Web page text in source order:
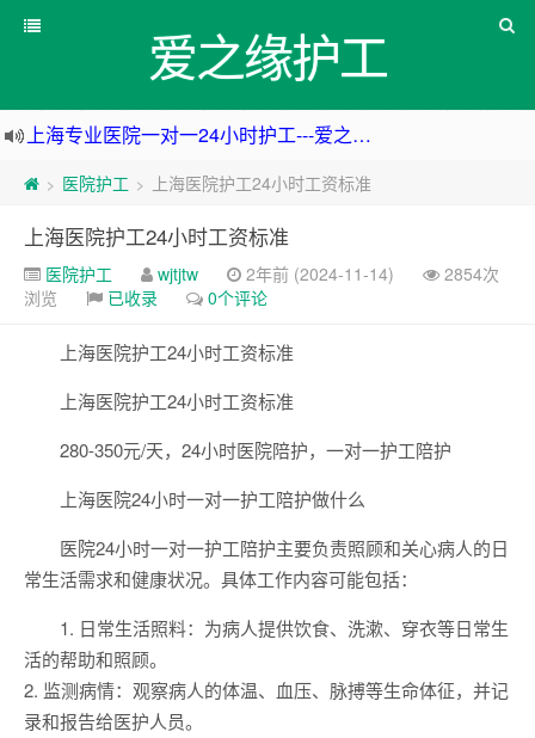
爱之缘护工
上海专业医院一对一24小时护工---爱之缘护工 18202153150
上海住家一对一护工---上海爱之缘护工 18202153150
> 医院护工 > 上海医院护工24小时工资标准
上海医院护工24小时工资标准
医院护工 wjtjtw 2年前 (2024-11-14)
2854次
浏览
已收录 0个评论
上海医院护工24小时工资标准
上海医院护工24小时工资标准
280-350元/天，24小时医院陪护，一对一护工陪护
上海医院24小时一对一护工陪护做什么
医院24小时一对一护工陪护主要负责照顾和关心病人的日
常生活需求和健康状况。具体工作内容可能包括：
1. 日常生活照料：为病人提供饮食、洗漱、穿衣等日常生
活的帮助和照顾。
2. 监测病情：观察病人的体温、血压、脉搏等生命体征，并记
录和报告给医护人员。